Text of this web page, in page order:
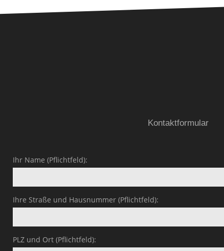
Kontaktformular
Ihr Name (Pflichtfeld):
Ihre Straße und Hausnummer (Pflichtfeld):
PLZ und Ort (Pflichtfeld):